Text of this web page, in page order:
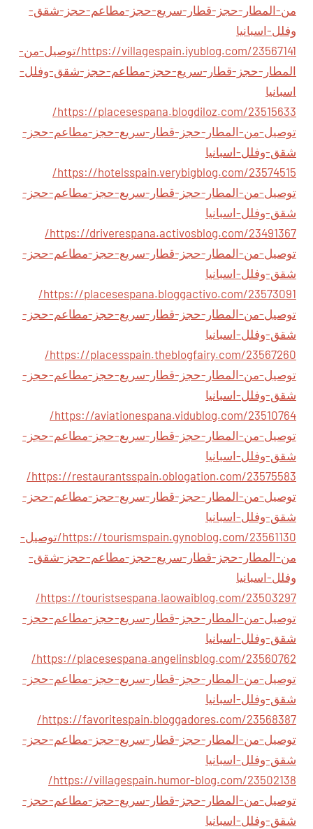
من-المطار-حجز-قطار-سريع-حجز-مطاعم-حجز-شقق-
وفلل-اسبانيا
https://villagespain.iyublog.com/23567141/توصيل-من-
المطار-حجز-قطار-سريع-حجز-مطاعم-حجز-شقق-وفلل-
اسبانيا
https://placesespana.blogdiloz.com/23515633/
توصيل-من-المطار-حجز-قطار-سريع-حجز-مطاعم-حجز-
شقق-وفلل-اسبانيا
https://hotelsspain.verybigblog.com/23574515/
توصيل-من-المطار-حجز-قطار-سريع-حجز-مطاعم-حجز-
شقق-وفلل-اسبانيا
https://driverespana.activosblog.com/23491367/
توصيل-من-المطار-حجز-قطار-سريع-حجز-مطاعم-حجز-
شقق-وفلل-اسبانيا
https://placesespana.bloggactivo.com/23573091/
توصيل-من-المطار-حجز-قطار-سريع-حجز-مطاعم-حجز-
شقق-وفلل-اسبانيا
https://placesspain.theblogfairy.com/23567260/
توصيل-من-المطار-حجز-قطار-سريع-حجز-مطاعم-حجز-
شقق-وفلل-اسبانيا
https://aviationespana.vidublog.com/23510764/
توصيل-من-المطار-حجز-قطار-سريع-حجز-مطاعم-حجز-
شقق-وفلل-اسبانيا
https://restaurantsspain.oblogation.com/23575583/
توصيل-من-المطار-حجز-قطار-سريع-حجز-مطاعم-حجز-
شقق-وفلل-اسبانيا
https://tourismspain.gynoblog.com/23561130/توصيل-
من-المطار-حجز-قطار-سريع-حجز-مطاعم-حجز-شقق-
وفلل-اسبانيا
https://touristsespana.laowaiblog.com/23503297/
توصيل-من-المطار-حجز-قطار-سريع-حجز-مطاعم-حجز-
شقق-وفلل-اسبانيا
https://placesespana.angelinsblog.com/23560762/
توصيل-من-المطار-حجز-قطار-سريع-حجز-مطاعم-حجز-
شقق-وفلل-اسبانيا
https://favoritespain.bloggadores.com/23568387/
توصيل-من-المطار-حجز-قطار-سريع-حجز-مطاعم-حجز-
شقق-وفلل-اسبانيا
https://villagespain.humor-blog.com/23502138/
توصيل-من-المطار-حجز-قطار-سريع-حجز-مطاعم-حجز-
شقق-وفلل-اسبانيا